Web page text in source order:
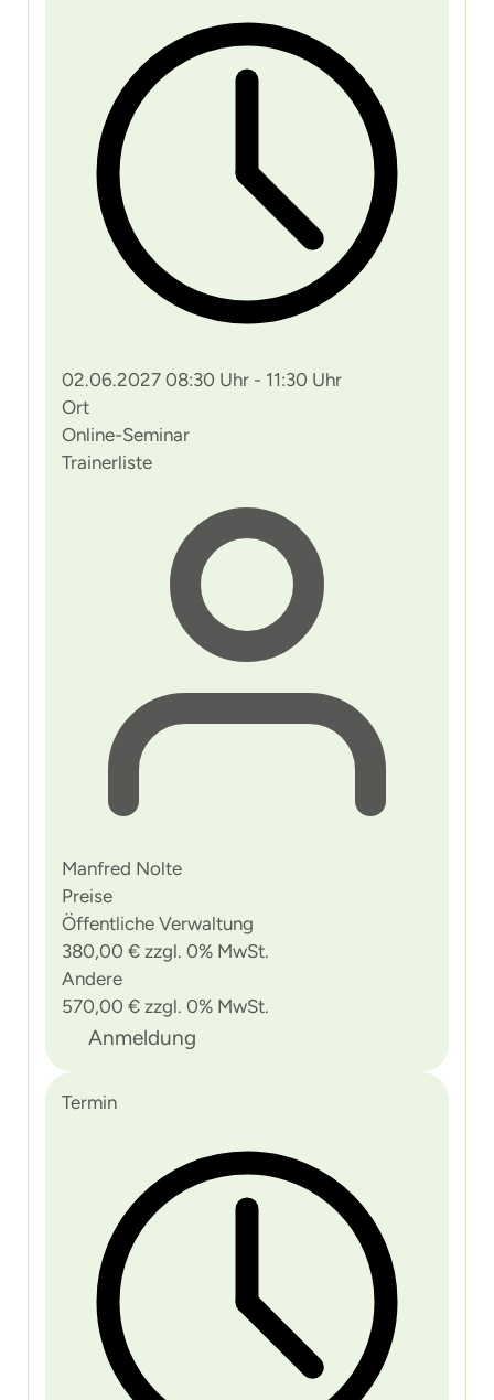
02.06.2027 08:30 Uhr - 11:30 Uhr
Ort
Online-Seminar
Trainerliste
Manfred Nolte
Preise
Öffentliche Verwaltung
380,00 € zzgl. 0% MwSt.
Andere
570,00 € zzgl. 0% MwSt.
Anmeldung
Termin